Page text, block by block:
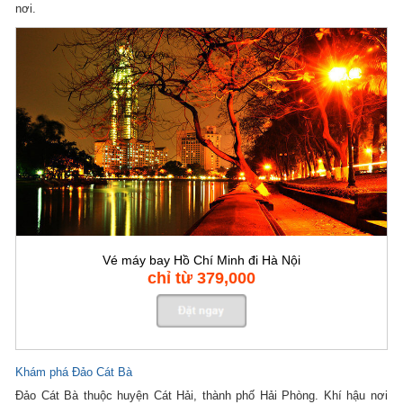
nơi.
Vé máy bay Hồ Chí Minh đi Hà Nội
chỉ từ 379,000
Khám phá Đảo Cát Bà
Đảo Cát Bà thuộc huyện Cát Hải, thành phố Hải Phòng. Khí hậu nơi